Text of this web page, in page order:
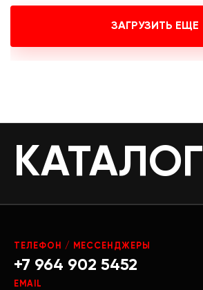
ЗАГРУЗИТЬ ЕЩЕ
КАТАЛОГ
ТЕЛЕФОН / МЕССЕНДЖЕРЫ
+7 964 902 5452
EMAIL